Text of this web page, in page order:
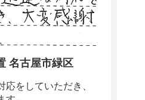
名古屋市緑区
応をしていただき、